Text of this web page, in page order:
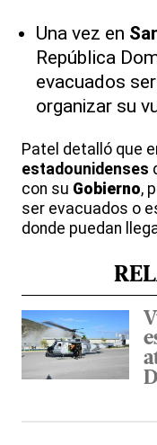
Una vez en
República
evacuados
organizar su
Patel detalló que
estadounidenses
con su Gobierno,
ser evacuados o
donde puedan